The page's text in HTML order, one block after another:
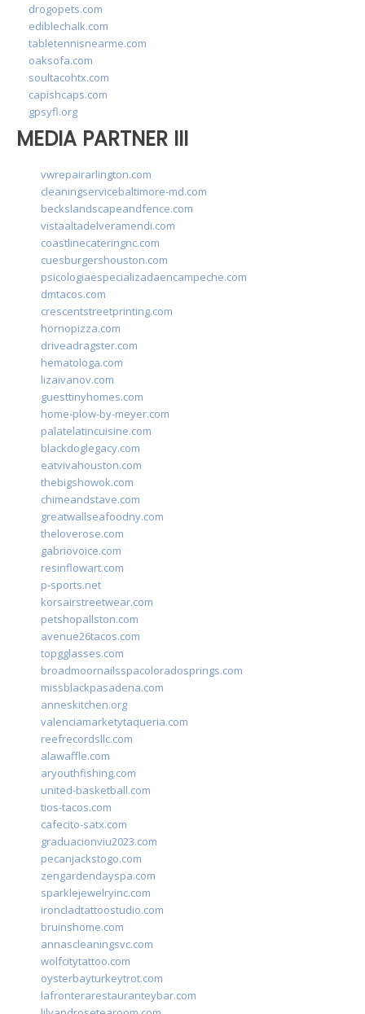
drogopets.com
ediblechalk.com
tabletennisnearme.com
oaksofa.com
soultacohtx.com
capishcaps.com
gpsyfl.org
MEDIA PARTNER III
vwrepairarlington.com
cleaningservicebaltimore-md.com
beckslandscapeandfence.com
vistaaltadelveramendi.com
coastlinecateringnc.com
cuesburgershouston.com
psicologiaespecializadaencampeche.com
dmtacos.com
crescentstreetprinting.com
hornopizza.com
driveadragster.com
hematologa.com
lizaivanov.com
guesttinyhomes.com
home-plow-by-meyer.com
palatelatincuisine.com
blackdoglegacy.com
eatvivahouston.com
thebigshowok.com
chimeandstave.com
greatwallseafoodny.com
theloverose.com
gabriovoice.com
resinflowart.com
p-sports.net
korsairstreetwear.com
petshopallston.com
avenue26tacos.com
topgglasses.com
broadmoornailsspacoloradosprings.com
missblackpasadena.com
anneskitchen.org
valenciamarketytaqueria.com
reefrecordsllc.com
alawaffle.com
aryouthfishing.com
united-basketball.com
tios-tacos.com
cafecito-satx.com
graduacionviu2023.com
pecanjackstogo.com
zengardendayspa.com
sparklejewelryinc.com
ironcladtattoostudio.com
bruinshome.com
annascleaningsvc.com
wolfcitytattoo.com
oysterbayturkeytrot.com
lafronterarestauranteybar.com